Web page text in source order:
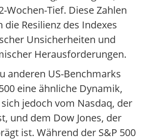
Wochen-Tief. Diese Zahlen
Resilienz des Indexes
Unsicherheiten und
Herausforderungen.
anderen US-Benchmarks
eine ähnliche Dynamik,
jedoch vom Nasdaq, der
und dem Dow Jones, der
ist. Während der S&P 500